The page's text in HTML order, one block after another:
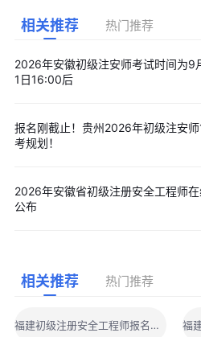
相关推荐 热门推荐
2026年安徽初级注安师考试时间为9
1日16:00后
报名刚截止！贵州2026年初级注安
考规划！
2026年安徽省初级注册安全工程师
公布
相关推荐 热门推荐
福建初级注册安全工程师报名时间